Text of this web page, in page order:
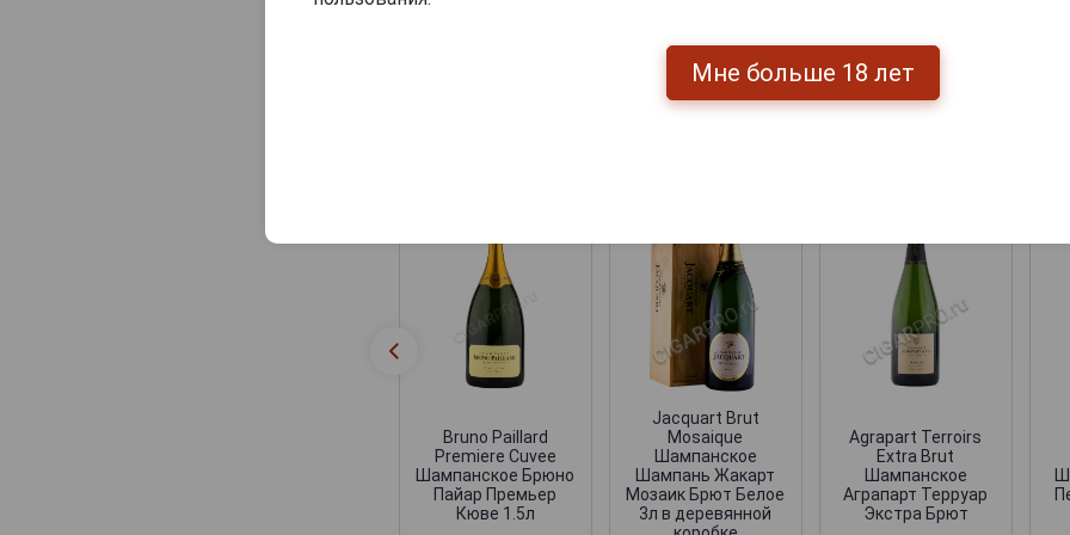
Bruno Paillard
Premiere Cuvee
Шампанское Брюно
Пайар Премьер
Кюве 1.5л
Jacquart Brut
Mosaique
Шампанское
Шампань Жакарт
Мозаик Брют Белое
3л в деревянной
Agrapart Terroirs
Extra Brut
Шампанское
Аграпарт Терруар
Экстра Брют
Мне больше 18 лет